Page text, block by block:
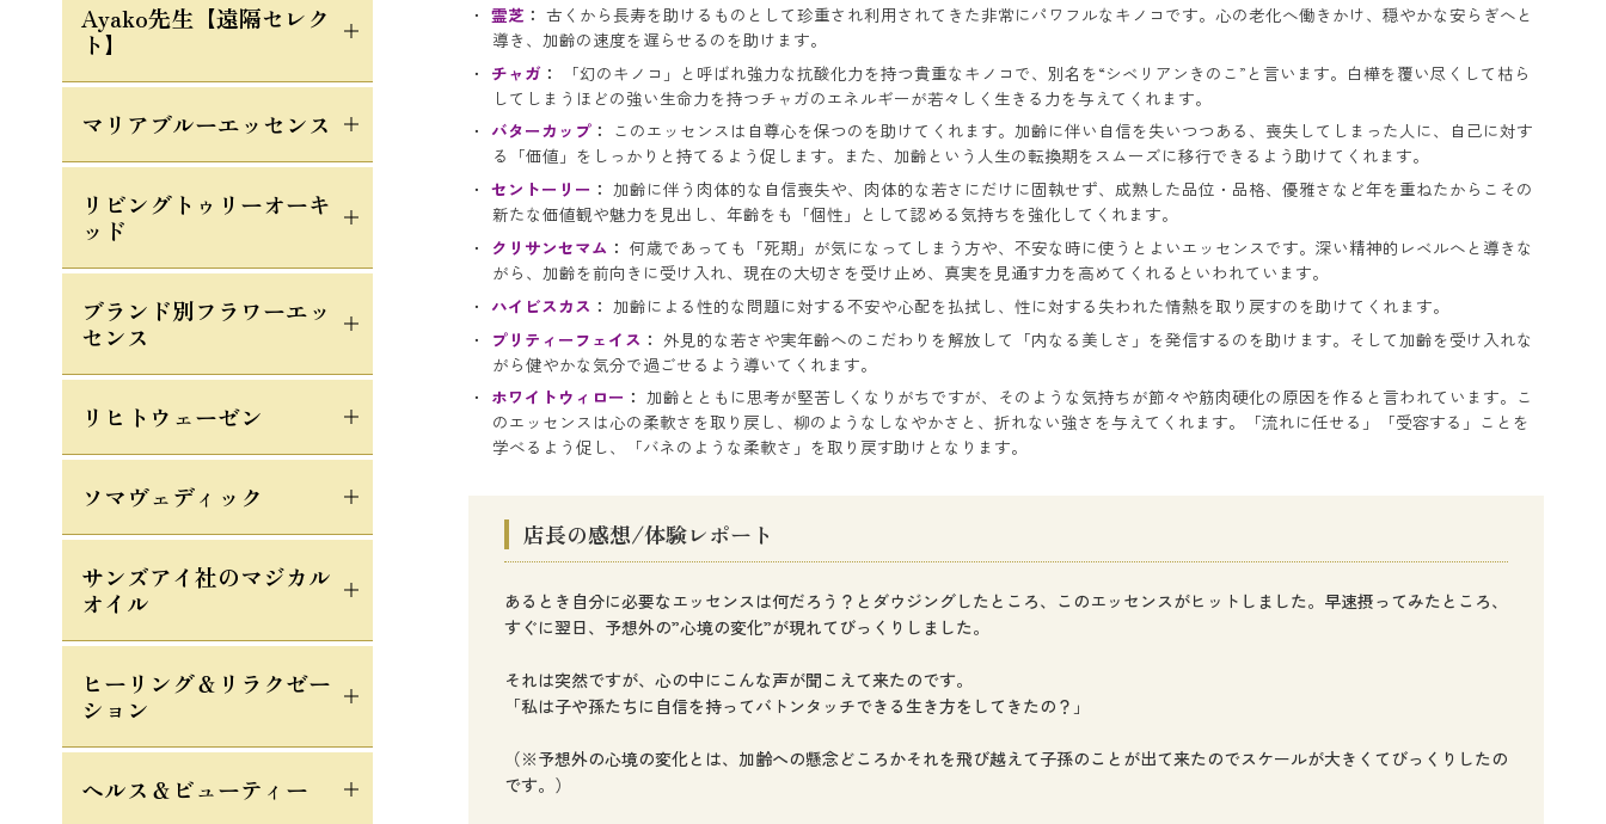
霊芝 ： 古くから長寿を助けるものとして珍重され利用されてきた非常にパワフルなキノコです。心の老化へ働きかけ、穏やかな安らぎへと
導き、加齢の速度を遅らせるのを助けます。
チャガ ：
「幻のキノコ」と呼ばれ強力な抗酸化力を持つ貴重なキノコで、別名を“シベリアンきのこ”と言います。白樺を覆い尽くして枯ら
してしまうほどの強い生命力を持つチャガのエネルギーが若々しく生きる力を与えてくれます。
バターカップ ： このエッセンスは自尊心を保つのを助けてくれます。加齢に伴い自信を失いつつある、喪失してしまった人に、自己に対す
る「価値」をしっかりと持てるよう促します。また、加齢という人生の転換期をスムーズに移行できるよう助けてくれます。
セントーリー ： 加齢に伴う肉体的な自信喪失や、肉体的な若さにだけに固執せず、成熟した品位・品格、優雅さなど年を重ねたからこその
新たな価値観や魅力を見出し、年齢をも「個性」として認める気持ちを強化してくれます。
クリサンセマム ： 何歳であっても「死期」が気になってしまう方や、不安な時に使うとよいエッセンスです。深い精神的レベルへと導きな
がら、加齢を前向きに受け入れ、現在の大切さを受け止め、真実を見通す力を高めてくれるといわれています。
ハイビスカス ： 加齢による性的な問題に対する不安や心配を払拭し、性に対する失われた情熱を取り戻すのを助けてくれます。
プリティーフェイス ： 外見的な若さや実年齢へのこだわりを解放して「内なる美しさ」を発信するのを助けます。そして加齢を受け入れな
がら健やかな気分で過ごせるよう導いてくれます。
ホワイトウィロー ： 加齢とともに思考が堅苦しくなりがちですが、そのような気持ちが節々や筋肉硬化の原因を作ると言われています。こ
のエッセンスは心の柔軟さを取り戻し、柳のようなしなやかさと、折れない強さを与えてくれます。「流れに任せる」「受容する」ことを
学べるよう促し、「バネのような柔軟さ」を取り戻す助けとなります。
店長の感想/体験レポート
あるとき自分に必要なエッセンスは何だろう？とダウジングしたところ、このエッセンスがヒットしました。早速摂ってみたところ、
すぐに翌日、予想外の”心境の変化”が現れてびっくりしました。
それは突然ですが、心の中にこんな声が聞こえて来たのです。
「私は子や孫たちに自信を持ってバトンタッチできる生き方をしてきたの？」
（※予想外の心境の変化とは、加齢への懸念どころかそれを飛び越えて子孫のことが出て来たのでスケールが大きくてびっくりしたの
です。）
Ayako先生【遠隔セレク
ト】
マリアブルーエッセンス
リビングトゥリーオーキ
ッド
ブランド別フラワーエッ
センス
リヒトウェーゼン
ソマヴェディック
サンズアイ社のマジカル
オイル
ヒーリング＆リラクゼー
ション
ヘルス＆ビューティー